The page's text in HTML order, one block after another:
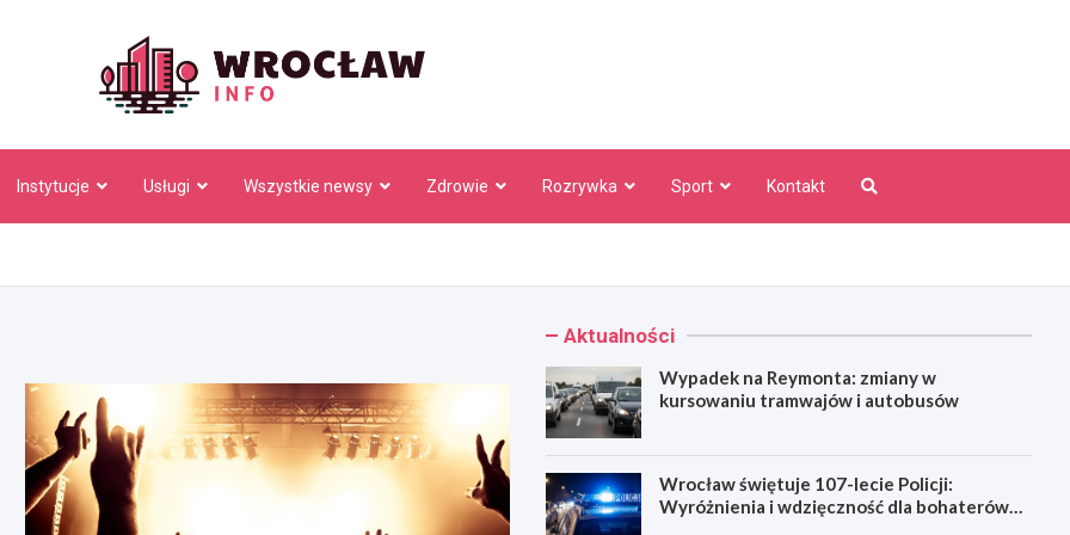
Instytucje Usługi Wszystkie newsy Zdrowie Rozrywka Sport Kontakt
Aktualności
Wypadek na Reymonta: zmiany w
kursowaniu tramwajów i autobusów
Wrocław świętuje 107-lecie Policji:
Wyróżnienia i wdzięczność dla bohaterów